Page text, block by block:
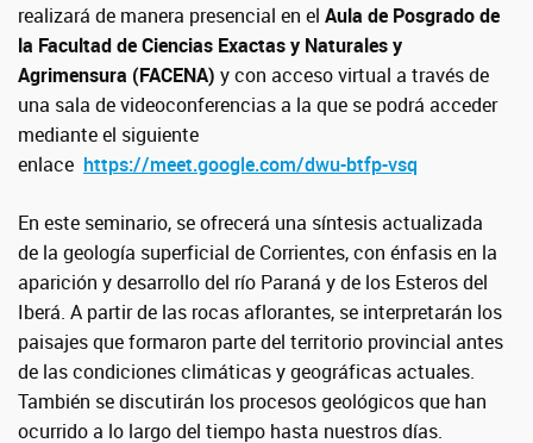
realizará de manera presencial en el Aula de Posgrado de
la Facultad de Ciencias Exactas y Naturales y
Agrimensura (FACENA) y con acceso virtual a través de
una sala de videoconferencias a la que se podrá acceder
mediante el siguiente
enlace https://meet.google.com/dwu-btfp-vsq
En este seminario, se ofrecerá una síntesis actualizada
de la geología superficial de Corrientes, con énfasis en la
aparición y desarrollo del río Paraná y de los Esteros del
Iberá. A partir de las rocas aflorantes, se interpretarán los
paisajes que formaron parte del territorio provincial antes
de las condiciones climáticas y geográficas actuales.
También se discutirán los procesos geológicos que han
ocurrido a lo largo del tiempo hasta nuestros días.